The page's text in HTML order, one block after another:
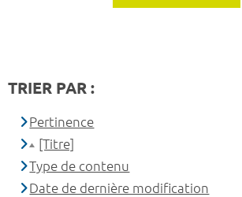
TRIER PAR :
Pertinence
[Titre]
Type de contenu
Date de dernière modification